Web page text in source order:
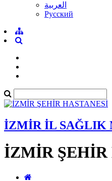
العربية
Pусский
İZMİR İL SAĞLIK
İZMİR ŞEHİR